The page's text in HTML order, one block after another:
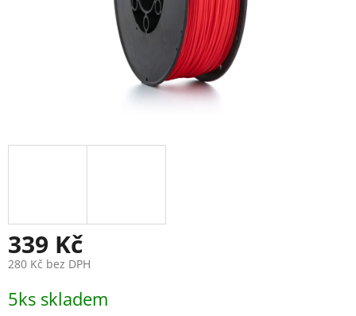
339 Kč
280 Kč bez DPH
cena:
5ks skladem